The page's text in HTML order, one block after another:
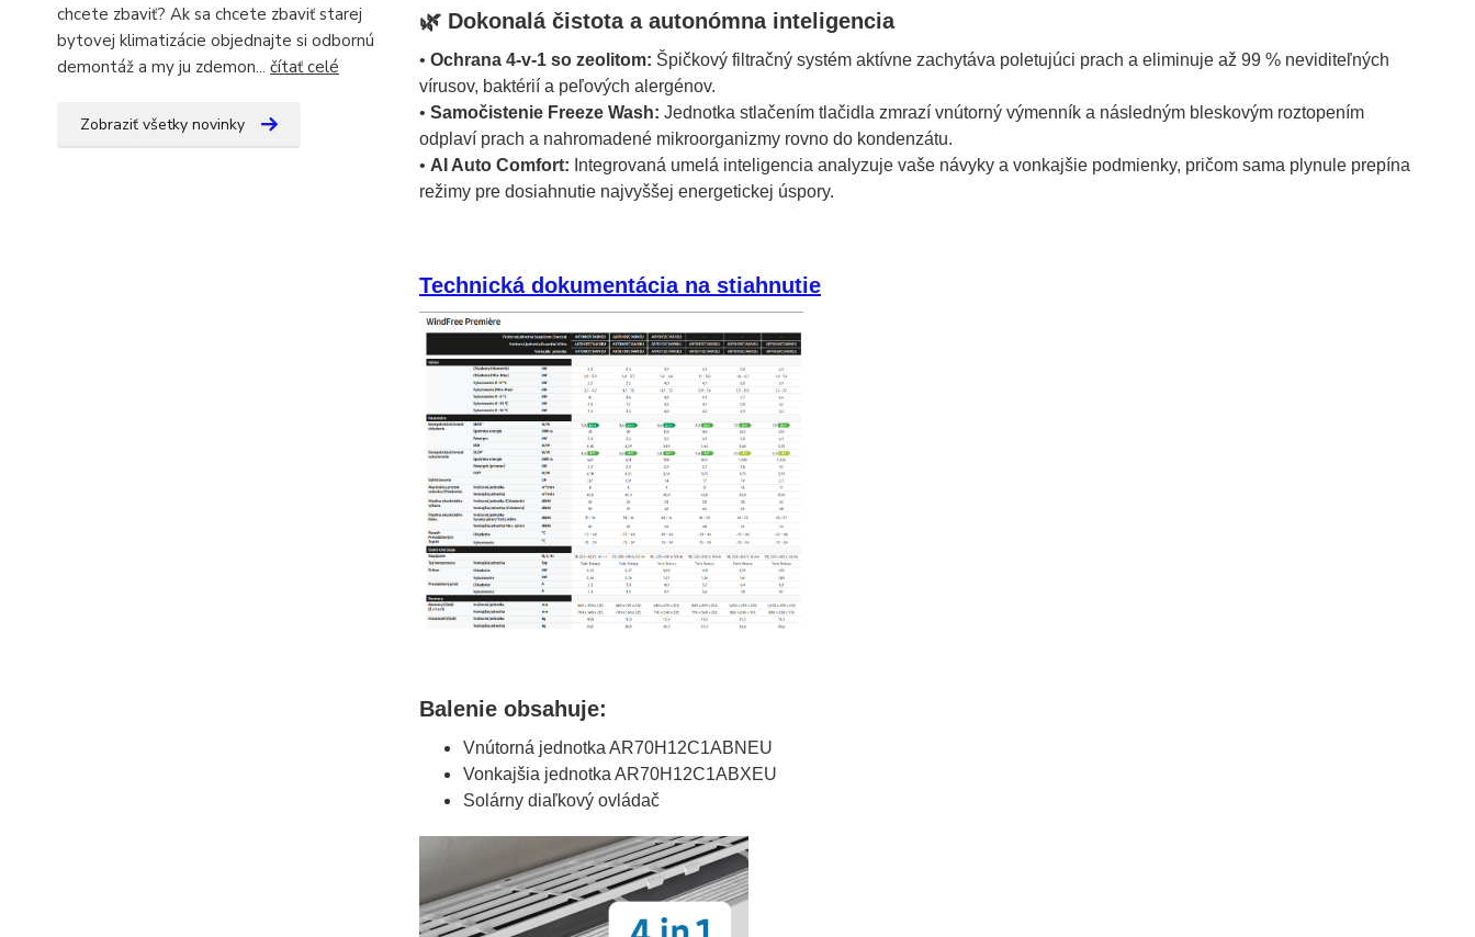
chcete zbaviť? Ak sa chcete zbaviť starej
bytovej klimatizácie objednajte si odbornú
demontáž a my ju zdemon... čítať celé
Zobraziť všetky novinky
🌿 Dokonalá čistota a autonómna inteligencia
• Ochrana 4-v-1 so zeolitom: Špičkový filtračný systém aktívne zachytáva poletujúci prach a eliminuje až 99 % neviditeľných
vírusov, baktérií a peľových alergénov.
• Samočistenie Freeze Wash: Jednotka stlačením tlačidla zmrazí vnútorný výmenník a následným bleskovým roztopením
odplaví prach a nahromadené mikroorganizmy rovno do kondenzátu.
• AI Auto Comfort: Integrovaná umelá inteligencia analyzuje vaše návyky a vonkajšie podmienky, pričom sama plynule prepína
režimy pre dosiahnutie najvyššej energetickej úspory.
Technická dokumentácia na stiahnutie
Balenie obsahuje:
Vnútorná jednotka AR70H12C1ABNEU
Vonkajšia jednotka AR70H12C1ABXEU
Solárny diaľkový ovládač